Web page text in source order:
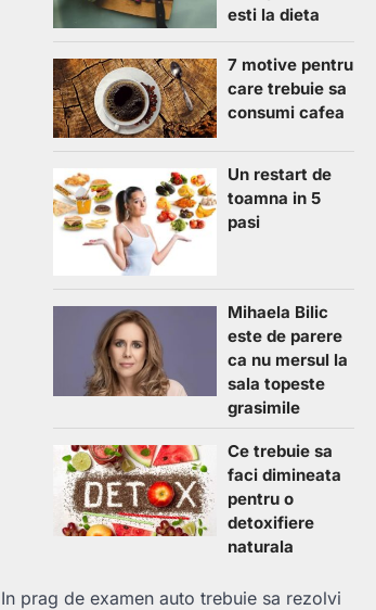
esti la dieta
7 motive pentru
care trebuie sa
consumi cafea
Un restart de
toamna in 5
pasi
Mihaela Bilic
este de parere
ca nu mersul la
sala topeste
grasimile
Ce trebuie sa
faci dimineata
pentru o
detoxifiere
naturala
In prag de examen auto trebuie sa rezolvi